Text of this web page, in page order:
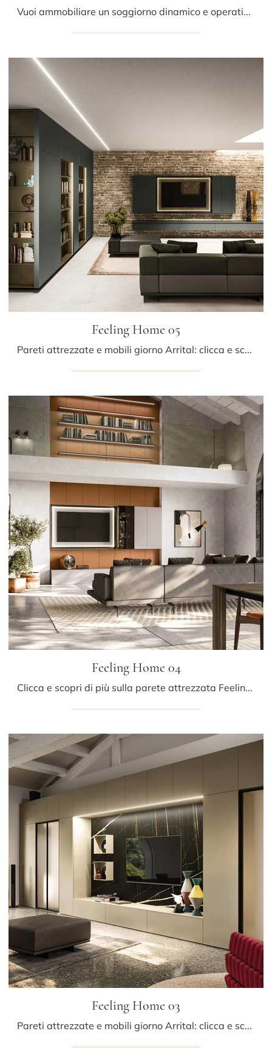
Vuoi ammobiliare un soggiorno dinamico e operativo? Ti presentiamo la parete attrezzata Feeling Home 06 Arrital dalle forme decise moderne.
Feeling Home 05
Pareti attrezzate e mobili giorno Arrital: clicca e scopri il modello Feeling Home 05 e potrai completare stanze moderne di ogni genere.
Feeling Home 04
Clicca e scopri di più sulla parete attrezzata Feeling Home 04 del brand Arrital: è la soluzione dalle linee moderne perfetta per te.
Feeling Home 03
Pareti attrezzate e mobili giorno Arrital: clicca e scopri il modello Feeling Home 03 e potrai arricchire stanze moderne di ogni tipo.